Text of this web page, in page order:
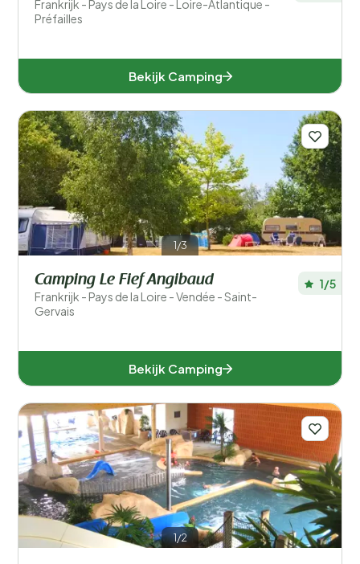
Frankrijk - Pays de la Loire - Loire-Atlantique -
Préfailles
Bekijk Camping
1/3
Camping Le Fief Angibaud
Frankrijk - Pays de la Loire - Vendée - Saint-
Gervais
1/5
Bekijk Camping
1/2